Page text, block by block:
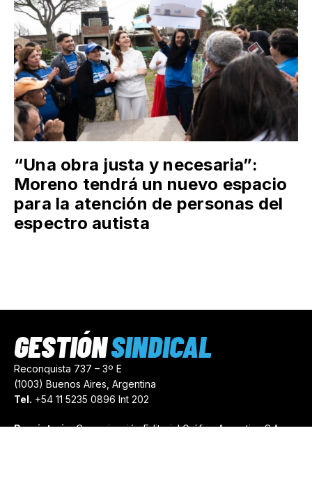
“Una obra justa y necesaria”:
Moreno tendrá un nuevo espacio
para la atención de personas del
espectro autista
Reconquista 737 – 3º E
(1003) Buenos Aires, Argentina
Tel. +54 11 5235 0896 Int 202
Propietario:Comunicación Editorial Gráfica Argentina S.A.
GESTIÓNSINDICAL